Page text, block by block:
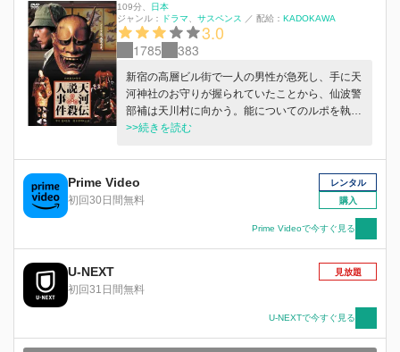
109分
日本
ジャンル：
ドラマ サスペンス ／ 配給： KADOKAWA
3.0
1785 383
新宿の高層ビル街で一人の男性が急死し、手に天
河神社のお守りが握られていたことから、仙波警
部補は天川村に向かう。能についてのルポを執筆
することになった浅見光彦も天川村を訪れてお
捜査を手伝うことに…。
>>続きを読む
Prime Video
初回30日間無料
レンタル
購入
Prime Videoで今すぐ見る
U-NEXT
初回31日間無料
見放題
U-NEXTで今すぐ見る